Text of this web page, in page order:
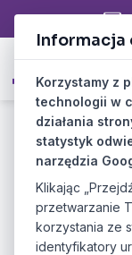
Informacja
Korzystamy z
technologii w
działania
statystyk
narzędzia
Klikając
przetwarzanie
korzystania ze
identyfikatory